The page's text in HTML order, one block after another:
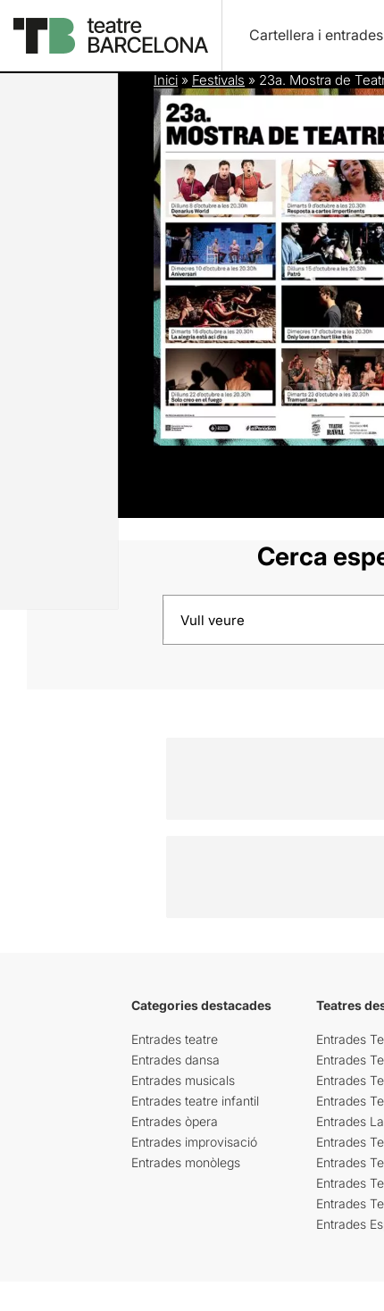
Cartellera i entrades
Inici» Festivals » 23a. Mostra de
Cerca
Categories destacades
Entrades teatre
Entrades dansa
Entrades musicals
Entrades teatre infantil
Entrades òpera
Entrades improvisació
Entrades monòlegs
Teatres
Entrades
Entrades
Entrades
Entrades
Entrades
Entrades
Entrades
Entrades
Entrades
Entrades